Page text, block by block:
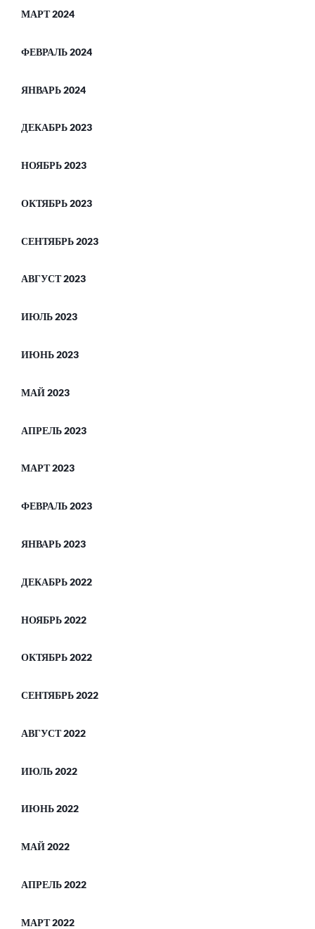
МАРТ 2024
ФЕВРАЛЬ 2024
ЯНВАРЬ 2024
ДЕКАБРЬ 2023
НОЯБРЬ 2023
ОКТЯБРЬ 2023
СЕНТЯБРЬ 2023
АВГУСТ 2023
ИЮЛЬ 2023
ИЮНЬ 2023
МАЙ 2023
АПРЕЛЬ 2023
МАРТ 2023
ФЕВРАЛЬ 2023
ЯНВАРЬ 2023
ДЕКАБРЬ 2022
НОЯБРЬ 2022
ОКТЯБРЬ 2022
СЕНТЯБРЬ 2022
АВГУСТ 2022
ИЮЛЬ 2022
ИЮНЬ 2022
МАЙ 2022
АПРЕЛЬ 2022
МАРТ 2022